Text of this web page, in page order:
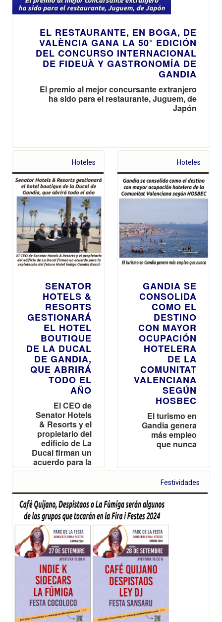
EL RESTAURANTE, EN BOGA, DE
VALÈNCIA GANA LA 50° EDICIÓN
DEL CONCURSO INTERNACIONAL
DE FIDEUÀ Y GASTRONOMÍA DE
GANDIA
El premio al mejor concursante extranjero
ha sido para el restaurante, Juguem, de
Japón
Hoteles
SENATOR
HOTELS &
RESORTS
GESTIONARÁ
EL HOTEL
BOUTIQUE
DE LA DUCAL
DE GANDIA,
QUE ABRIRÁ
TODO EL
AÑO
El CEO de
Senator Hotels
& Resorts y el
propietario del
edificio de La
Ducal firman un
acuerdo para la
explotación del
Índigo Gandia
Beach
Hoteles
GANDIA SE
CONSOLIDA
COMO EL
DESTINO
CON MAYOR
OCUPACIÓN
HOTELERA
DE LA
COMUNITAT
VALENCIANA
SEGÚN
HOSBEC
El turismo en
Gandia genera
más empleo
que nunca
Festividades